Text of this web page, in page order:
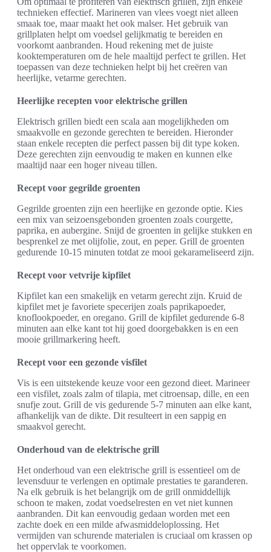
technieken effectief. Marineren van vlees voegt niet alleen
smaak toe, maar maakt het ook malser. Het gebruik van
grillplaten helpt om voedsel gelijkmatig te bereiden en
voorkomt aanbranden. Houd rekening met de juiste
kooktemperaturen om de hele maaltijd perfect te grillen. Het
toepassen van deze technieken helpt bij het creëren van
heerlijke, vetarme gerechten.
Heerlijke recepten voor elektrische grillen
Elektrisch grillen biedt een scala aan mogelijkheden om
smaakvolle en gezonde gerechten te bereiden. Hieronder
staan enkele recepten die perfect passen bij dit type koken.
Deze gerechten zijn eenvoudig te maken en kunnen elke
maaltijd naar een hoger niveau tillen.
Recept voor gegrilde groenten
Gegrilde groenten zijn een heerlijke en gezonde optie. Kies
een mix van seizoensgebonden groenten zoals courgette,
paprika, en aubergine. Snijd de groenten in gelijke stukken en
besprenkel ze met olijfolie, zout, en peper. Grill de groenten
gedurende 10-15 minuten totdat ze mooi gekarameliseerd zijn.
Recept voor vetvrije kipfilet
Kipfilet kan een smakelijk en vetarm gerecht zijn. Kruid de
kipfilet met je favoriete specerijen zoals paprikapoeder,
knoflookpoeder, en oregano. Grill de kipfilet gedurende 6-8
minuten aan elke kant tot hij goed doorgebakken is en een
mooie grillmarkering heeft.
Recept voor een gezonde visfilet
Vis is een uitstekende keuze voor een gezond dieet. Marineer
een visfilet, zoals zalm of tilapia, met citroensap, dille, en een
snufje zout. Grill de vis gedurende 5-7 minuten aan elke kant,
afhankelijk van de dikte. Dit resulteert in een sappig en
smaakvol gerecht.
Onderhoud van de elektrische grill
Het onderhoud van een elektrische grill is essentieel om de
levensduur te verlengen en optimale prestaties te garanderen.
Na elk gebruik is het belangrijk om de grill onmiddellijk
schoon te maken, zodat voedselresten en vet niet kunnen
aanbranden. Dit kan eenvoudig gedaan worden met een
zachte doek en een milde afwasmiddeloplossing. Het
vermijden van schurende materialen is cruciaal om krassen op
het oppervlak te voorkomen.